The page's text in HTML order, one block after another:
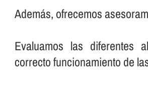
Además, ofrecemos
Evaluamos las diferentes
correcto funcionamiento de